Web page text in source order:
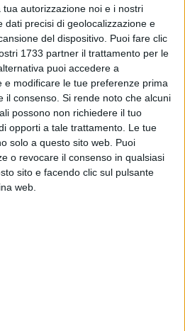
tua autorizzazione noi e i nostri
dati precisi di geolocalizzazione e
del dispositivo. Puoi fare clic
1733 partner il trattamento per le
puoi accedere a
e modificare le tue preferenze prima
il consenso. Si rende noto che alcuni
possono non richiedere il tuo
opporti a tale trattamento. Le tue
solo a questo sito web. Puoi
o revocare il consenso in qualsiasi
sito e facendo clic sul pulsante
web.
quattro anni di impegno, di
si conclude la mia esperienza
scritto -. Ho presentato le mie
al Presidente, Avv. Dario
a una squadra straordinaria di
alla crescita del Festival,
grande talento e figure autorevoli
per costruire ponti tra culture,
le tradizioni indigene e con il
ha aggiunto - desidero